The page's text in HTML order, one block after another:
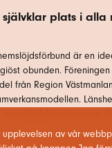
plats i alla
är en
obunden.
från Region
av vår